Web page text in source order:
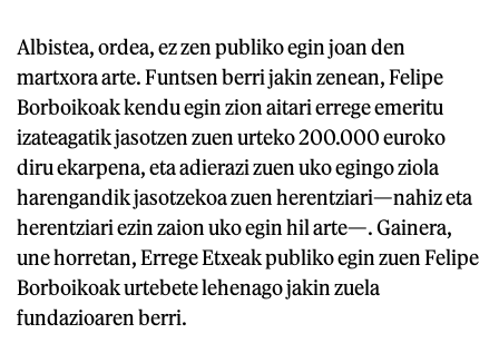
Albistea, ordea, ez zen publiko egin joan den
martxora arte. Funtsen berri jakin zenean, Felipe
Borboikoak kendu egin zion aitari errege emeritu
izateagatik jasotzen zuen urteko 200.000 euroko
diru ekarpena, eta adierazi zuen uko egingo ziola
harengandik jasotzekoa zuen herentziari—nahiz eta
herentziari ezin zaion uko egin hil arte—. Gainera,
une horretan, Errege Etxeak publiko egin zuen Felipe
Borboikoak urtebete lehenago jakin zuela
fundazioaren berri.